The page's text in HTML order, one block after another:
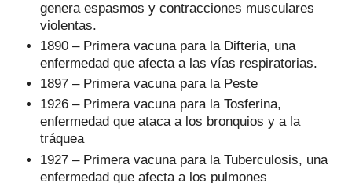
genera espasmos y contracciones musculares
violentas.
1890 – Primera vacuna para la Difteria, una
enfermedad que afecta a las vías respiratorias.
1897 – Primera vacuna para la Peste
1926 – Primera vacuna para la Tosferina,
enfermedad que ataca a los bronquios y a la
tráquea
1927 – Primera vacuna para la Tuberculosis, una
enfermedad que afecta a los pulmones